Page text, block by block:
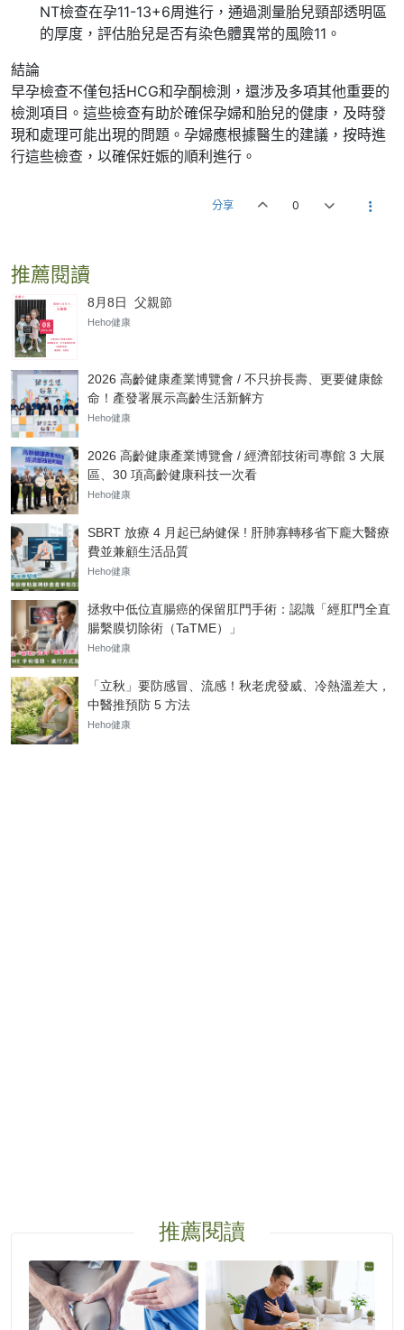
NT檢查在孕11-13+6周進行，通過測量胎兒頸部透明區
的厚度，評估胎兒是否有染色體異常的風險11。
結論
早孕檢查不僅包括HCG和孕酮檢測，還涉及多項其他重要的
檢測項目。這些檢查有助於確保孕婦和胎兒的健康，及時發
現和處理可能出現的問題。孕婦應根據醫生的建議，按時進
行這些檢查，以確保妊娠的順利進行。
分享 0
推薦閱讀